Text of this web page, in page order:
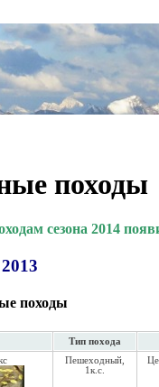
походы
сезона 2014
походы
Тип похода
Пешеходный,
1к.с.